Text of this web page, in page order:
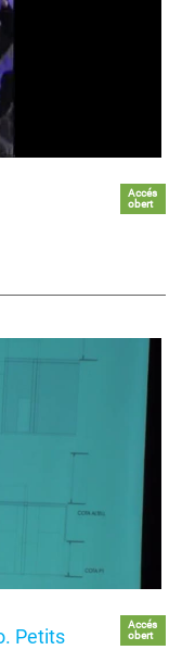
Accés
obert
Petits
Accés
obert